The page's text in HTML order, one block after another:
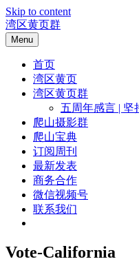
Skip to content
湾区黄页群
Menu
首页
湾区黄页
湾区黄页群
五周年感言 | 坚
爬山摄影群
爬山宝典
订阅周刊
最新发表
商务合作
微信视频号
联系我们
Vote-California